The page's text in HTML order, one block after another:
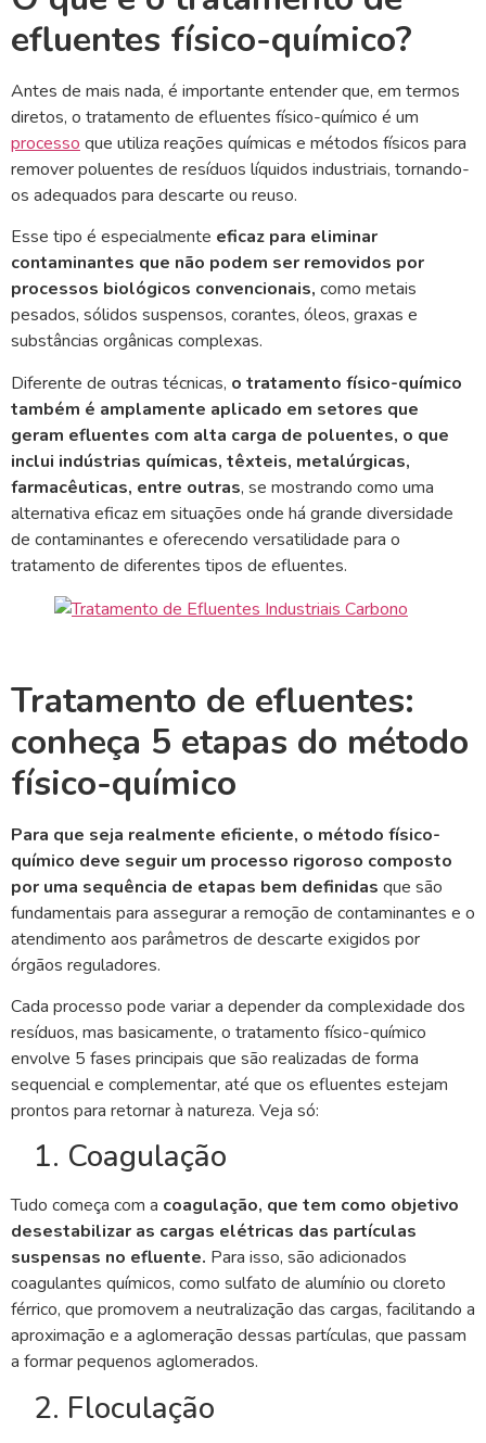
efluentes físico-químico?
Antes de mais nada, é importante entender que, em termos
diretos, o tratamento de efluentes físico-químico é um
processo que utiliza reações químicas e métodos físicos para
remover poluentes de resíduos líquidos industriais, tornando-
os adequados para descarte ou reuso.
Esse tipo é especialmente eficaz para eliminar
contaminantes que não podem ser removidos por
processos biológicos convencionais, como metais
pesados, sólidos suspensos, corantes, óleos, graxas e
substâncias orgânicas complexas.
Diferente de outras técnicas, o tratamento físico-químico
também é amplamente aplicado em setores que
geram efluentes com alta carga de poluentes, o que
inclui indústrias químicas, têxteis, metalúrgicas,
farmacêuticas, entre outras, se mostrando como uma
alternativa eficaz em situações onde há grande diversidade
de contaminantes e oferecendo versatilidade para o
tratamento de diferentes tipos de efluentes.
Tratamento de efluentes:
conheça 5 etapas do método
físico-químico
Para que seja realmente eficiente, o método físico-
químico deve seguir um processo rigoroso composto
por uma sequência de etapas bem definidas que são
fundamentais para assegurar a remoção de contaminantes e o
atendimento aos parâmetros de descarte exigidos por
órgãos reguladores.
Cada processo pode variar a depender da complexidade dos
resíduos, mas basicamente, o tratamento físico-químico
envolve 5 fases principais que são realizadas de forma
sequencial e complementar, até que os efluentes estejam
prontos para retornar à natureza. Veja só:
1. Coagulação
Tudo começa com a coagulação, que tem como objetivo
desestabilizar as cargas elétricas das partículas
suspensas no efluente. Para isso, são adicionados
coagulantes químicos, como sulfato de alumínio ou cloreto
férrico, que promovem a neutralização das cargas, facilitando a
aproximação e a aglomeração dessas partículas, que passam
a formar pequenos aglomerados.
2. Floculação